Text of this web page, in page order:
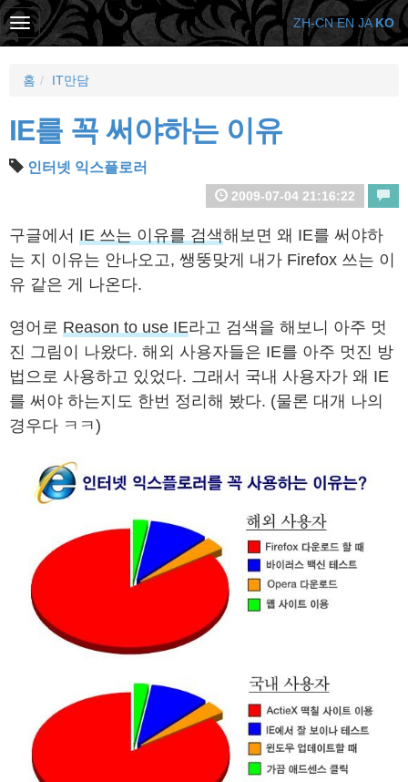
홈 IT만담
IE를 꼭 써야하는 이유
인터넷 익스플로러
2009-07-04 21:16:22
구글에서 IE 쓰는 이유를 검색해보면 왜 IE를 써야하
는 지 이유는 안나오고, 쌩뚱맞게 내가 Firefox 쓰는 이
유 같은 게 나온다.
영어로 Reason to use IE라고 검색을 해보니 아주 멋
진 그림이 나왔다. 해외 사용자들은 IE를 아주 멋진 방
법으로 사용하고 있었다. 그래서 국내 사용자가 왜 IE
를 써야 하는지도 한번 정리해 봤다. (물론 대개 나의
경우다 ㅋㅋ)
ZH-CN EN JA KO